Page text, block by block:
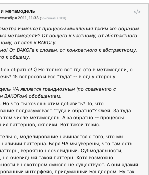
</>
метамодель
2011, 11:33 (оригинал в ЖЖ)
изменяет процессы мышления таким же образом
метамодели? От общего к частному, от абстрактного
от слов к ВАКОГу.
От ВАКОГа к словам, от конкретного к абстрактному,
к общему.
обратно! :) Но только вот где это в метамодели, о
15 вопросов и все "туда" -- в одну сторону.
ЧА является грандиозным (по сравнению с
ВАКОГом) обобщением.
Но что ты хочешь этим добавить? То, что
подразумевает "туда и обратно"? Окей. За туда
том числе метамодель. А за обратно -- процессы
паттернов, склейки. Вот такой тезис.
моделирование начинается с того, что мы
наличии паттерна. Беря ЧА мы уверены, что там есть
вероятно неочевидный. Субмодальности,
не очевидный такой паттерн. Хотя возможно
в некотором смысле не существуют. А они эдакий
интерфейс, придуманный Бэндлером. Ну так